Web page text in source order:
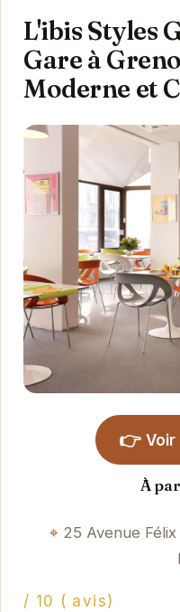
L'ibis Styles
Gare à
Moderne et
👉 Voir
À
25 Avenue
/ 10 ( avis)